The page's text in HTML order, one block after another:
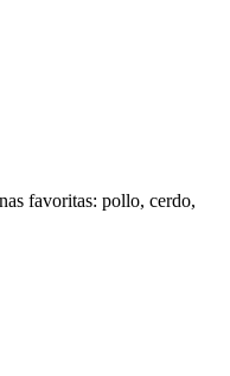
favoritas: pollo, cerdo,